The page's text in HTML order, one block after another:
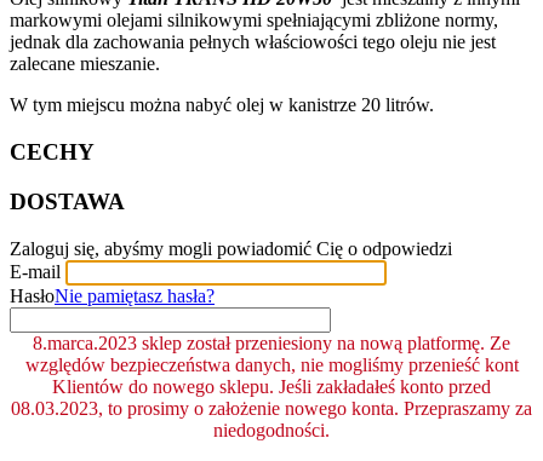
markowymi olejami silnikowymi spełniającymi zbliżone normy,
jednak dla zachowania pełnych właściowości tego oleju nie jest
zalecane mieszanie.
W tym miejscu można nabyć olej w kanistrze 20 litrów.
CECHY
DOSTAWA
Zaloguj się, abyśmy mogli powiadomić Cię o odpowiedzi
E-mail
HasłoNie pamiętasz hasła?
8.marca.2023 sklep został przeniesiony na nową platformę. Ze
względów bezpieczeństwa danych, nie mogliśmy przenieść kont
Klientów do nowego sklepu. Jeśli zakładałeś konto przed
08.03.2023, to prosimy o założenie nowego konta. Przepraszamy za
niedogodności.